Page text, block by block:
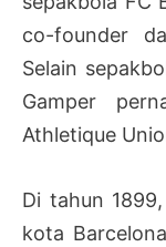
co-founder
Selain
Gamper
Athletique
Di tahun
kota